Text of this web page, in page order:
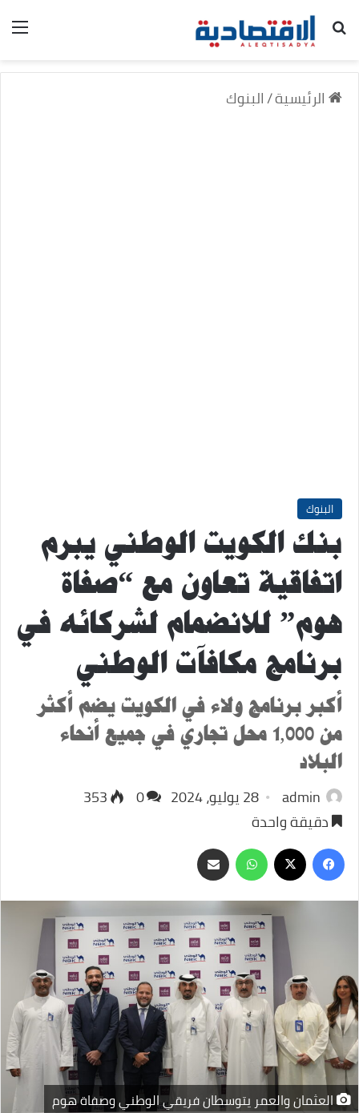
بحث عن
الرئيسية/البنوك
البنوك
بنك الكويت الوطني يبرم
اتفاقية تعاون مع “صفاة
هوم” للانضمام لشركائه في
برنامج مكافآت الوطني
أكبر برنامج ولاء في الكويت يضم أكثر
من 1,000 محل تجاري في جميع أنحاء
البلاد
admin 28 يوليو، 2024 0
353
دقيقة واحدة
فيسبوك
‫X واتسابمشاركة
عبر
البريد
العثمان والعمر يتوسطان فريقي الوطني وصفاة هوم